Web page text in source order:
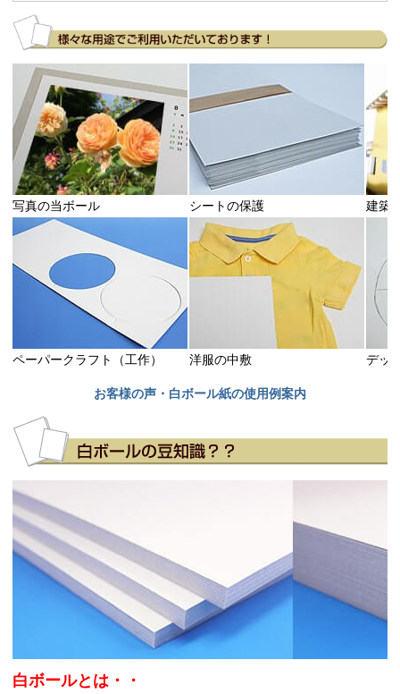
2026-07-14
購入商品：チップボール11号(厚0.80mm) 全判 800×1100mm
人力飛行機のフェアリング製作における治具。 大量発注する際
きが大きいため。 通常の紙と比べて強度が高いので、製作に役
います。
2026-06-25
購入商品
チップボール8号(厚0.56mm) A2 420×594mm / チッ
ル11号(厚0.80mm) A2 420×594mm
雄勝硯の簡易的な箱に使用しています。１個ごとにサイズが違
手作りです。 仕事場に届けていただけるから！ OKです。
2026-06-10
購入商品 ：黒ボール12号(厚0.78mm) A4 210×297mm / 黒ボー
アートの台紙として利用しています。 必要な大きさにカットし
トできないこと以外、とても良質な素材として重宝しています
2026-05-21
購入商品
写真送付用の当て紙として（2L、2LW用） 専門的に取り扱って
しゃる会社さんでしたので。 切り口も綺麗でお願いしてよかっ
す。 これまではサイズが不揃いなボール紙が会社に大量にあっ
で、ロータリーカッターや、手動の断裁機を使って当て紙を作
ました。作業の負担も減ってよかったです。
2026-05-07
購入商品：白ボール8号(厚0.52mm) B3 364×515mm
写真の当ボール シートの保護 建築
ペーパークラフト（工作） 洋服の中敷 デッ
お客様の声・白ボール紙の使用例案内
白ボールとは・・